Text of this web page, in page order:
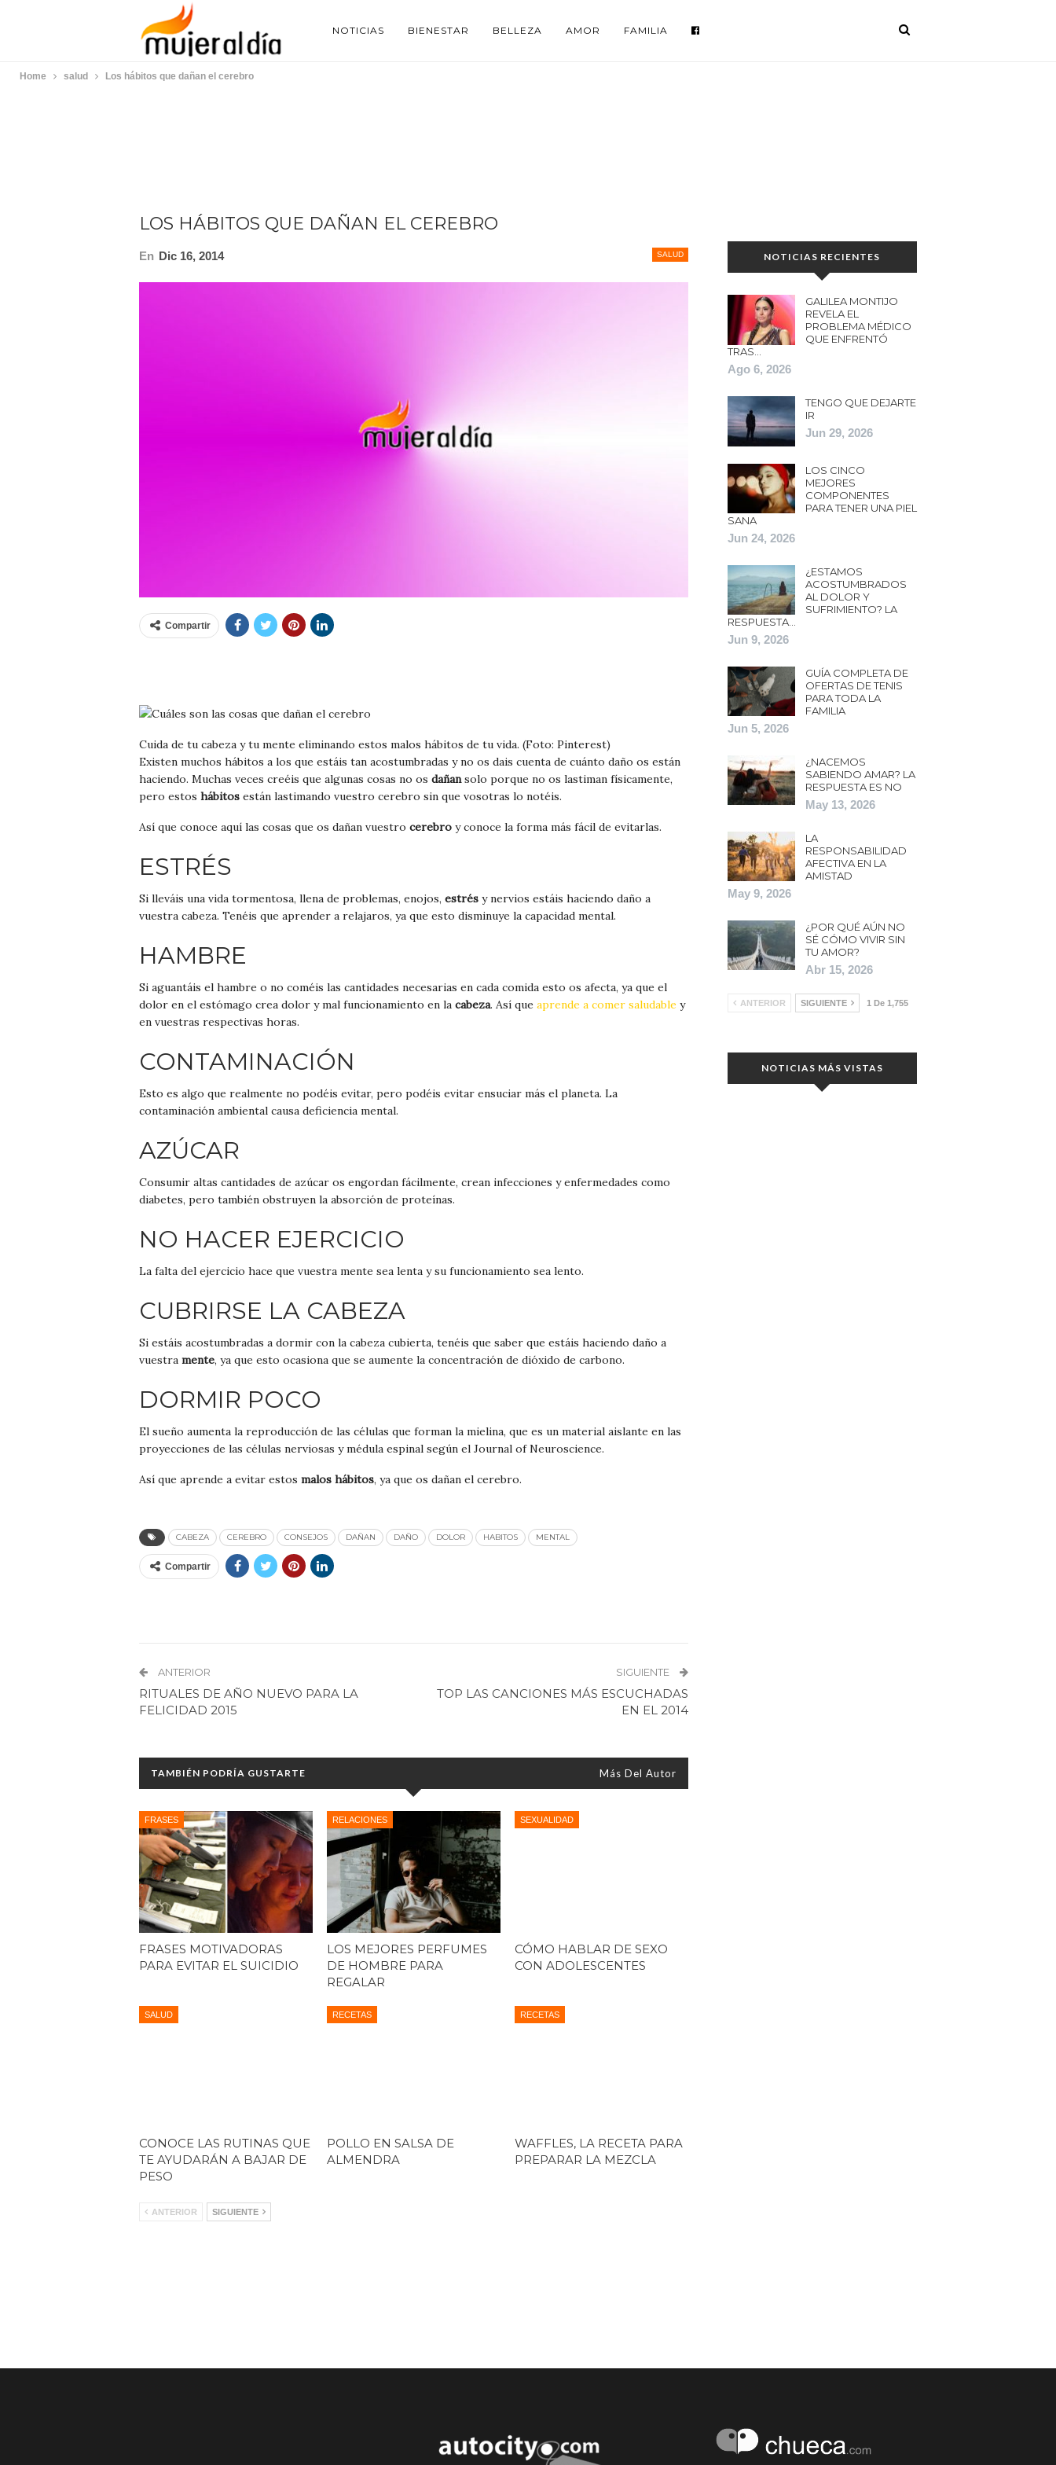
NOTICIAS BIENESTAR BELLEZA AMOR FAMILIA
Home salud Los hábitos que dañan el cerebro
LOS HÁBITOS QUE DAÑAN EL CEREBRO
SALUD
En Dic 16, 2014
Compartir
Cuida de tu cabeza y tu mente eliminando estos malos hábitos de tu vida. (Foto: Pinterest)
Existen muchos hábitos a los que estáis tan acostumbradas y no os dais cuenta de cuánto daño os están
haciendo. Muchas veces creéis que algunas cosas no os dañansolo porque no os lastiman físicamente,
pero estos hábitos están lastimando vuestro cerebro sin que vosotras lo notéis.
Así que conoce aquí las cosas que os dañan vuestro cerebro y conoce la forma más fácil de evitarlas.
ESTRÉS
Si lleváis una vida tormentosa, llena de problemas, enojos, estrés y nervios estáis haciendo daño a
vuestra cabeza. Tenéis que aprender a relajaros, ya que esto disminuye la capacidad mental.
HAMBRE
Si aguantáis el hambre o no coméis las cantidades necesarias en cada comida esto os afecta, ya que el
dolor en el estómago crea dolor y mal funcionamiento en la cabeza. Así que aprende a comer saludable y
en vuestras respectivas horas.
CONTAMINACIÓN
Esto es algo que realmente no podéis evitar, pero podéis evitar ensuciar más el planeta. La
contaminación ambiental causa deficiencia mental.
AZÚCAR
Consumir altas cantidades de azúcar os engordan fácilmente, crean infecciones y enfermedades como
diabetes, pero también obstruyen la absorción de proteínas.
NO HACER EJERCICIO
La falta del ejercicio hace que vuestra mente sea lenta y su funcionamiento sea lento.
CUBRIRSE LA CABEZA
Si estáis acostumbradas a dormir con la cabeza cubierta, tenéis que saber que estáis haciendo daño a
vuestra mente, ya que esto ocasiona que se aumente la concentración de dióxido de carbono.
DORMIR POCO
El sueño aumenta la reproducción de las células que forman la mielina, que es un material aislante en las
proyecciones de las células nerviosas y médula espinal según el Journal of Neuroscience.
Así que aprende a evitar estos malos hábitos, ya que os dañan el cerebro.
CABEZA CEREBRO CONSEJOS DAÑAN DAÑO DOLOR HABITOS MENTAL
Compartir
ANTERIOR
RITUALES DE AÑO NUEVO PARA LA
FELICIDAD 2015
SIGUIENTE
TOP LAS CANCIONES MÁS ESCUCHADAS
EN EL 2014
TAMBIÉN PODRÍA GUSTARTE Más Del Autor
FRASES
FRASES MOTIVADORAS
PARA EVITAR EL SUICIDIO
RELACIONES
LOS MEJORES PERFUMES
DE HOMBRE PARA
REGALAR
SEXUALIDAD
CÓMO HABLAR DE SEXO
CON ADOLESCENTES
SALUD
CONOCE LAS RUTINAS QUE
TE AYUDARÁN A BAJAR DE
PESO
RECETAS
POLLO EN SALSA DE
ALMENDRA
RECETAS
WAFFLES, LA RECETA PARA
PREPARAR LA MEZCLA
ANTERIOR SIGUIENTE
NOTICIAS RECIENTES
GALILEA MONTIJO
REVELA EL
PROBLEMA MÉDICO
QUE ENFRENTÓ
TRAS…
Ago 6, 2026
TENGO QUE DEJARTE
IR
Jun 29, 2026
LOS CINCO
MEJORES
COMPONENTES
PARA TENER UNA PIEL
SANA
Jun 24, 2026
¿ESTAMOS
ACOSTUMBRADOS
AL DOLOR Y
SUFRIMIENTO? LA
RESPUESTA…
Jun 9, 2026
GUÍA COMPLETA DE
OFERTAS DE TENIS
PARA TODA LA
FAMILIA
Jun 5, 2026
¿NACEMOS
SABIENDO AMAR? LA
RESPUESTA ES NO
May 13, 2026
LA
RESPONSABILIDAD
AFECTIVA EN LA
AMISTAD
May 9, 2026
¿POR QUÉ AÚN NO
SÉ CÓMO VIVIR SIN
TU AMOR?
Abr 15, 2026
ANTERIOR SIGUIENTE 1 De 1,755
NOTICIAS MÁS VISTAS